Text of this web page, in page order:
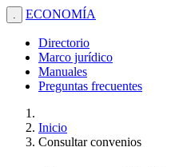
. ECONOMÍA
Directorio
Marco jurídico
Manuales
Preguntas frecuentes
Inicio
Consultar convenios